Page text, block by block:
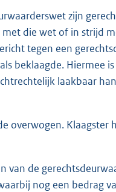
zijn
die wet of in strijd
tegen een
beklaagde. Hiermee
laakbaar
overwogen. Klaagster
de
nog een bedrag